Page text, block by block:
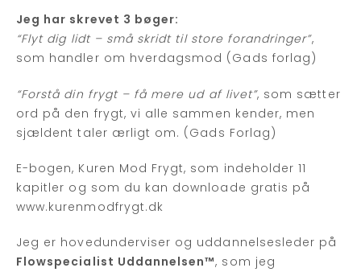
Jeg har skrevet 3 bøger:
“Flyt dig lidt – små skridt til store forandringer”,
som handler om hverdagsmod (Gads forlag)
“Forstå din frygt – få mere ud af livet”, som sætter
ord på den frygt, vi alle sammen kender, men
sjældent taler ærligt om. (Gads Forlag)
E-bogen, Kuren Mod Frygt, som indeholder 11
kapitler og som du kan downloade gratis på
www.kurenmodfrygt.dk
Jeg er hovedunderviser og uddannelsesleder på
Flowspecialist Uddannelsen™, som jeg